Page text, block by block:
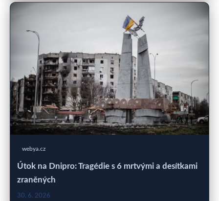
webya.cz
Útok na Dnipro: Tragédie s 6 mrtvými a desítkami
zraněných
30. 6. 2026